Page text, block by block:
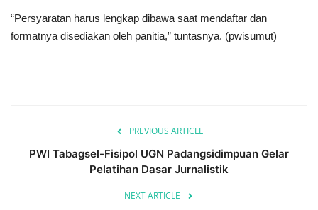
“Persyaratan harus lengkap dibawa saat mendaftar dan
formatnya disediakan oleh panitia,” tuntasnya. (pwisumut)
PREVIOUS ARTICLE
PWI Tabagsel-Fisipol UGN Padangsidimpuan Gelar
Pelatihan Dasar Jurnalistik
NEXT ARTICLE